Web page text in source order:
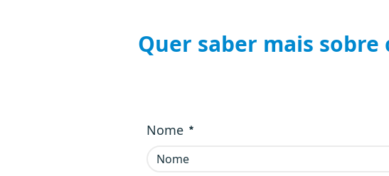
Quer saber mais
Nome